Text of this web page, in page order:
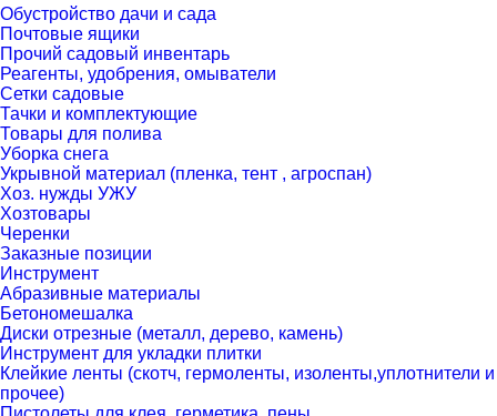
Обустройство дачи и сада
Почтовые ящики
Прочий садовый инвентарь
Реагенты, удобрения, омыватели
Сетки садовые
Тачки и комплектующие
Товары для полива
Уборка снега
Укрывной материал (пленка, тент , агроспан)
Хоз. нужды УЖУ
Хозтовары
Черенки
Заказные позиции
Инструмент
Абразивные материалы
Бетономешалка
Диски отрезные (металл, дерево, камень)
Инструмент для укладки плитки
Клейкие ленты (скотч, гермоленты, изоленты,уплотнители и
прочее)